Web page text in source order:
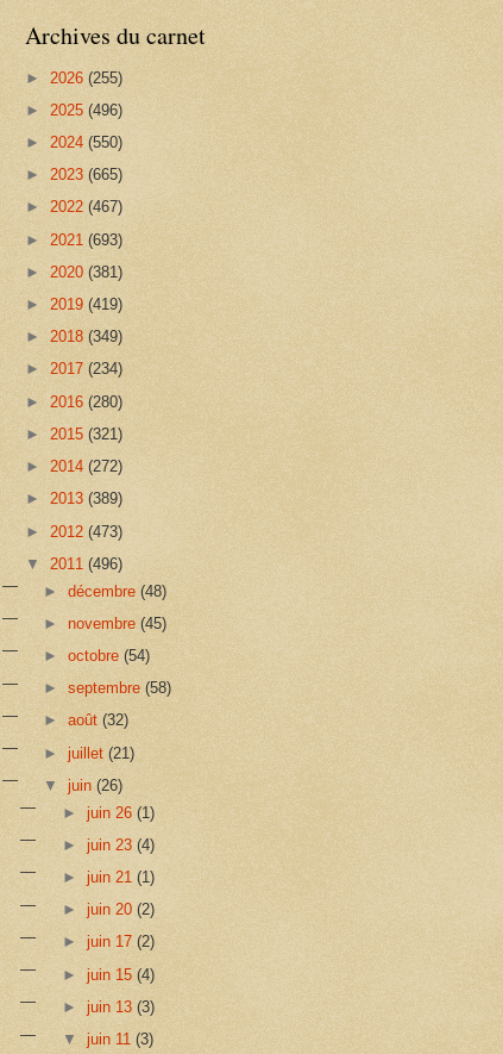
Archives du carnet
► 2026 (255)
► 2025 (496)
► 2024 (550)
► 2023 (665)
► 2022 (467)
► 2021 (693)
► 2020 (381)
► 2019 (419)
► 2018 (349)
► 2017 (234)
► 2016 (280)
► 2015 (321)
► 2014 (272)
► 2013 (389)
► 2012 (473)
▼ 2011 (496)
►décembre(48)
►novembre(45)
►octobre(54)
►septembre(58)
►août(32)
►juillet(21)
▼juin(26)
► juin 26 (1)
► juin 23 (4)
► juin 21 (1)
► juin 20 (2)
► juin 17 (2)
► juin 15 (4)
► juin 13 (3)
▼ juin 11 (3)